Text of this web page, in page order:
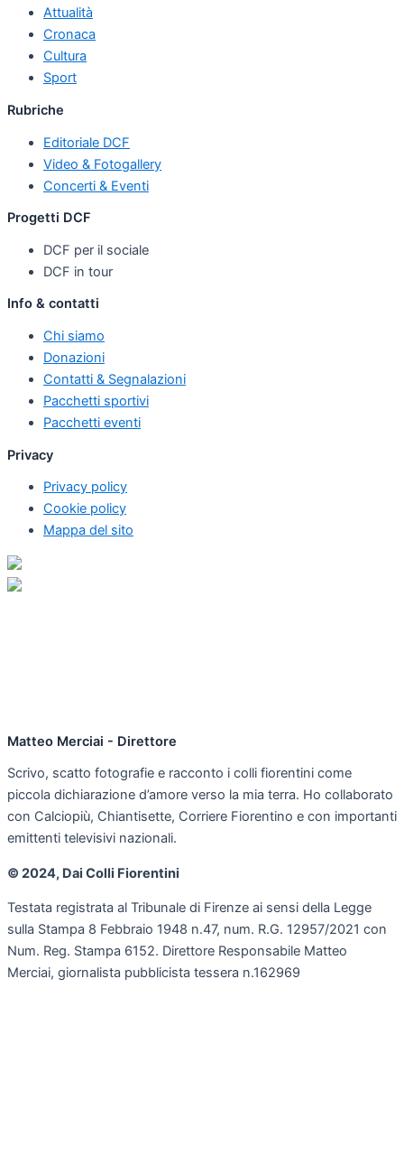
Attualità
Cronaca
Cultura
Sport
Rubriche
Editoriale DCF
Video & Fotogallery
Concerti & Eventi
Progetti DCF
DCF per il sociale
DCF in tour
Info & contatti
Chi siamo
Donazioni
Contatti & Segnalazioni
Pacchetti sportivi
Pacchetti eventi
Privacy
Privacy policy
Cookie policy
Mappa del sito
Matteo Merciai - Direttore
Scrivo, scatto fotografie e racconto i colli fiorentini come
piccola dichiarazione d’amore verso la mia terra. Ho collaborato
con Calciopiù, Chiantisette, Corriere Fiorentino e con importanti
emittenti televisivi nazionali.
© 2024, Dai Colli Fiorentini
Testata registrata al Tribunale di Firenze ai sensi della Legge
sulla Stampa 8 Febbraio 1948 n.47, num. R.G. 12957/2021 con
Num. Reg. Stampa 6152. Direttore Responsabile Matteo
Merciai, giornalista pubblicista tessera n.162969